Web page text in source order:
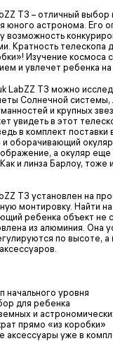
T3 – отличный выбор
юного астронома. Его
Кратность телескопа
Изучение космоса
и увлечет ребенка
LabZZ T3 можно
Солнечной
и крупных
увидеть в этот
в комплект поставки
и оборачивающий
а окуляр еще
и линза Барлоу, тоже
T3 установлен на
монтировку. Найти
ребенка объект не
из алюминия. Она
по высоте,
уровня
для ребенка
и
прямо «из коробки»
аксессуары уже в